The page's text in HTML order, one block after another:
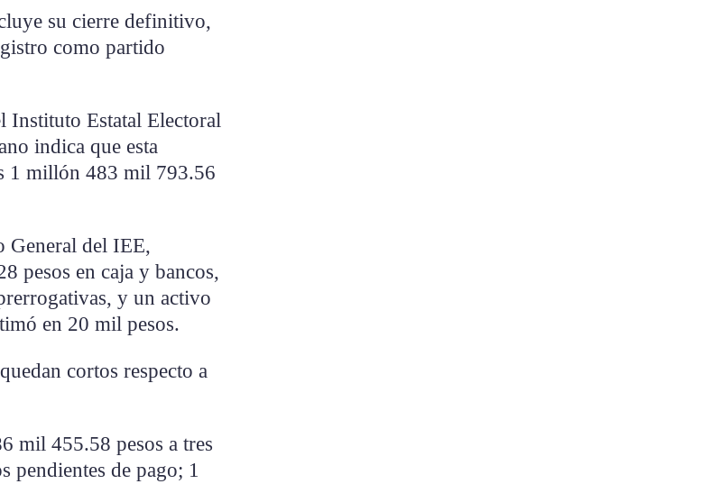
su cierre definitivo,
como partido
Estatal Electoral
indica que esta
1 millón 483 mil 793.56
General del IEE,
pesos en caja y bancos,
y un activo
en 20 mil pesos.
cortos respecto a
mil 455.58 pesos a tres
pendientes de pago; 1